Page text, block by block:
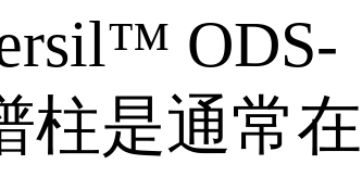
ODS-
柱是通常在